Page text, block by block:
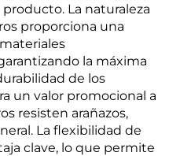
La naturaleza
proporciona una
la máxima
de los
un valor promocional a
resisten arañazos,
La flexibilidad de
clave, lo que permite